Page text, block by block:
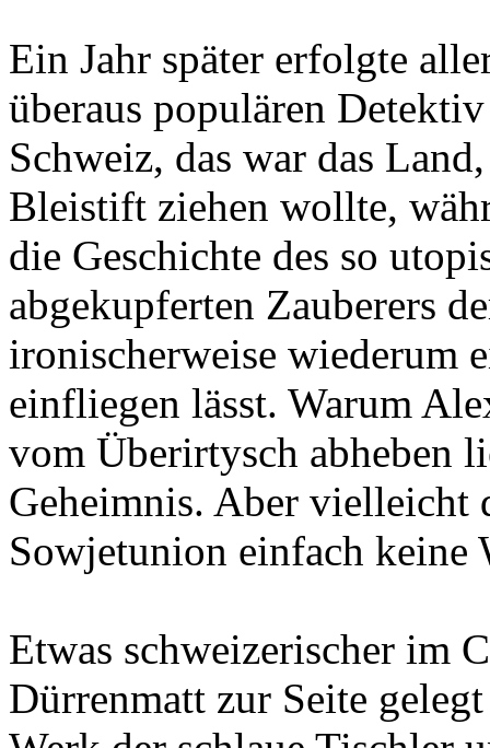
Ein Jahr später erfolgte
überaus populären
Schweiz, das war das
Bleistift ziehen wollte,
die Geschichte des so
abgekupferten Zauberers
ironischerweise wiederum
einfliegen lässt. Warum
vom Überirtysch abheben
Geheimnis. Aber vielleicht
Sowjetunion einfach keine
Etwas schweizerischer im
Dürrenmatt zur Seite